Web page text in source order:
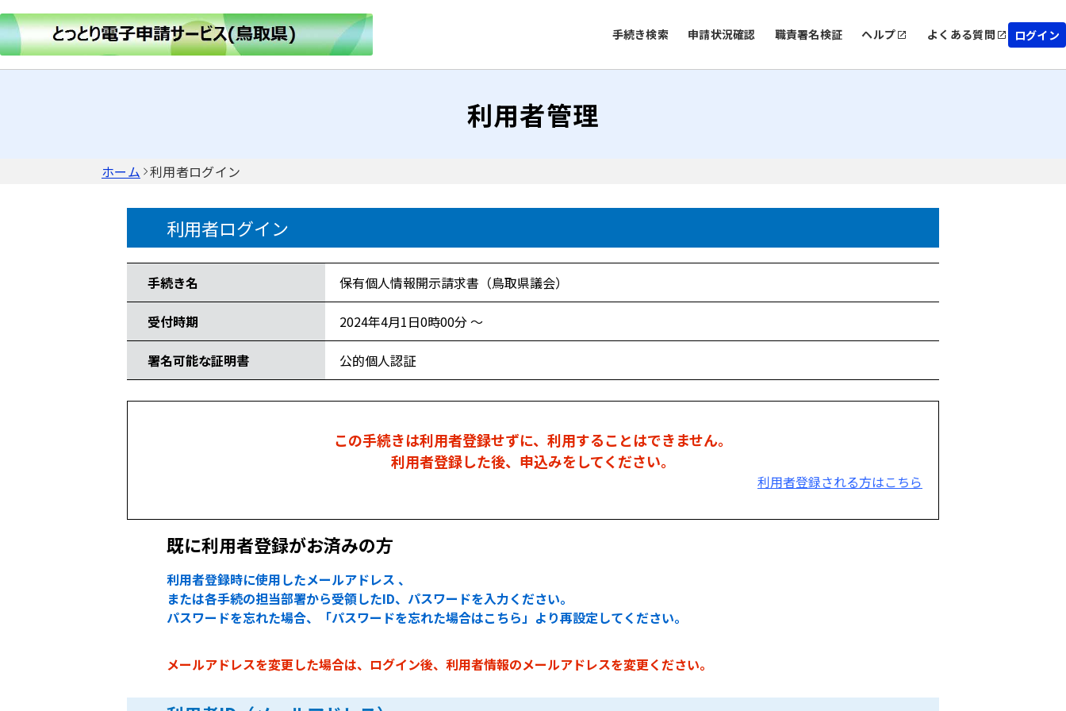
手続き検索 申請状況確認 職責署名検証 ヘルプ よくある質問 ログイン
利用者管理
ホーム 利用者ログイン
利用者ログイン
手続き名 保有個人情報開示請求書（鳥取県議会）
受付時期 2024年4月1日0時00分 ～
署名可能な証明書 公的個人認証
この手続きは利用者登録せずに、利用することはできません。
利用者登録した後、申込みをしてください。
利用者登録される方はこちら
既に利用者登録がお済みの方
利用者登録時に使用したメールアドレス 、
または各手続の担当部署から受領したID、パスワードを入力ください。
パスワードを忘れた場合、「パスワードを忘れた場合はこちら」より再設定してください。
メールアドレスを変更した場合は、ログイン後、利用者情報のメールアドレスを変更ください。